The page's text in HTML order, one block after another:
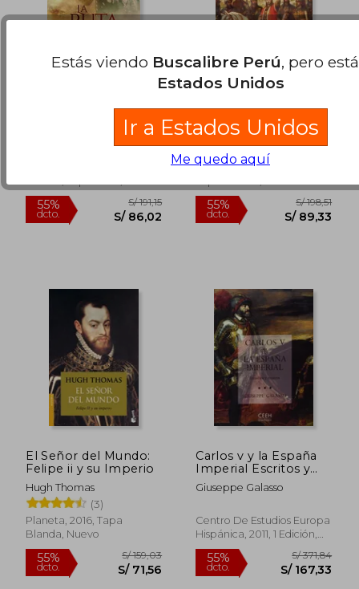
55%
dcto.
S/ 277,26
S/ 124,77
55%
dcto.
S/
S/
55% S/ 375,63 55% S/
Iván Romero Eladio
Romero
(1)
Nowtilus, 2017, 1 Edición,
El Señor del Mundo:
Felipe ii y su Imperio
Hugh Thomas
(3)
Planeta, 2016, Tapa
Blanda, Nuevo
Carlos v y la España
Imperial Escritos y
Ensayos
Giuseppe Galasso
Centro De Estudios Europa
Hispánica, 2011, 1 Edición,
Tapa Blanda, Nuevo
Estás viendo Buscalibre Perú, pero
Estados Unidos
Ir a Estados Unidos
Me quedo aquí